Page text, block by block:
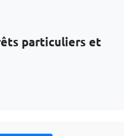
particuliers et